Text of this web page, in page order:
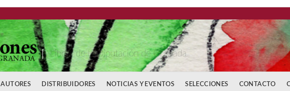
Libros de la Diputación de Granada
AUTORES DISTRIBUIDORES NOTICIAS Y EVENTOS SELECCIONES CONTACTO